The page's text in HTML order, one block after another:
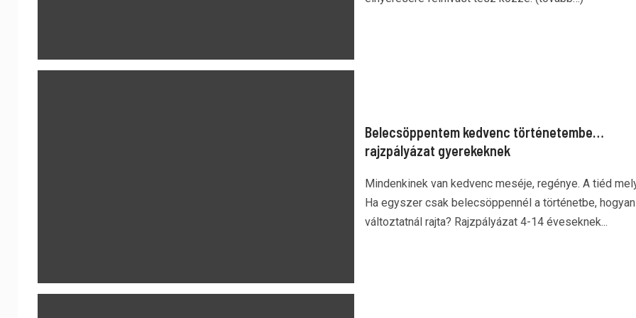
Belecsöppentem kedvenc történetembe…
rajzpályázat gyerekeknek
Mindenkinek van kedvenc meséje, regénye. A tiéd
Ha egyszer csak belecsöppennél a történetbe, hogyan
változtatnál rajta? Rajzpályázat 4-14 éveseknek...